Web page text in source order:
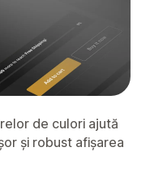
de culori ajută
și robust afișarea